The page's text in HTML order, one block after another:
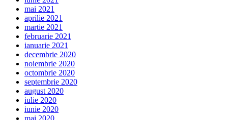
mai 2021
aprilie 2021
martie 2021
februarie 2021
ianuarie 2021
decembrie 2020
noiembrie 2020
octombrie 2020
septembrie 2020
august 2020
iulie 2020
iunie 2020